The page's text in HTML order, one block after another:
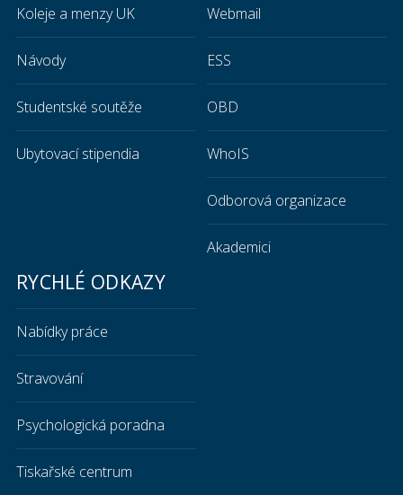
Koleje a menzy UK
Návody
Studentské soutěže
Ubytovací stipendia
Webmail
ESS
OBD
WhoIS
Odborová organizace
Akademici
RYCHLÉ ODKAZY
Nabídky práce
Stravování
Psychologická poradna
Tiskařské centrum